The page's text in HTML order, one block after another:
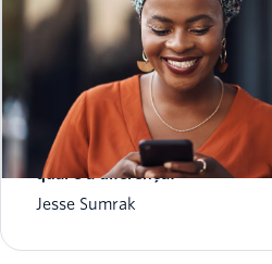
Notificações por push versus
qual é a diferença?
Jesse Sumrak